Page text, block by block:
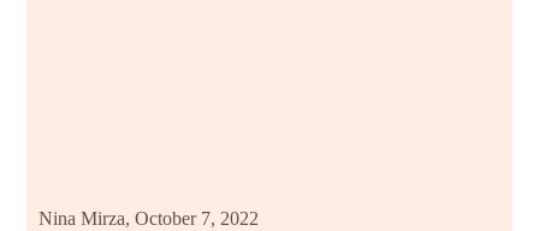
Nina Mirza, October 7, 2022